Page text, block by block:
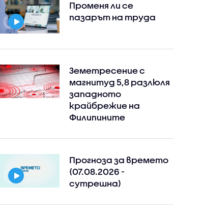
Instagram Facebook
Променя ли се
пазарът на труда
Земетресение с
магнитуд 5,8 разлюля
западното
крайбрежие на
Филипините
Прогноза за времето
(07.08.2026 -
сутрешна)